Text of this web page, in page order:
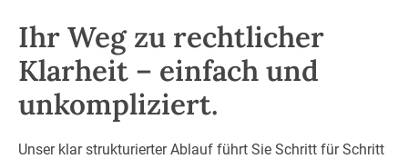
Ihr Weg zu rechtlicher
Klarheit – einfach und
unkompliziert.
Unser klar strukturierter Ablauf führt Sie Schritt für Schritt